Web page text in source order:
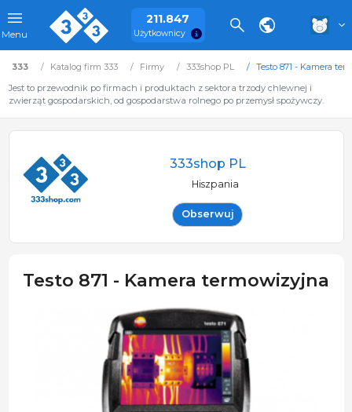
Menu
211.847
Użytkownicy
333 Katalog firm 333 Firmy 333shop PL
Testo 871 - Kamera
Jest to przewodnik po firmach i produktach z sektora trzody chlewnej i
zwierząt gospodarskich, od gospodarstwa rolnego po przemysł spożywczy.
333shop PL
Hiszpania
Obserwuj
Testo 871 - Kamera termowizyjna